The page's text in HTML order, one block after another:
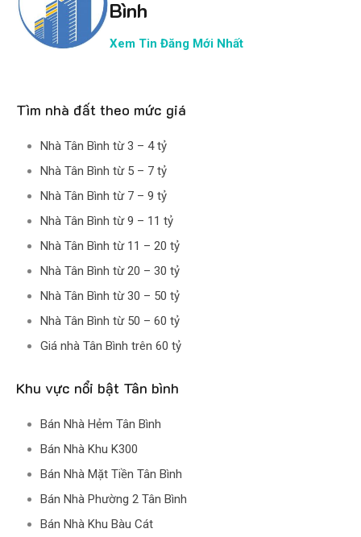
Bình
Xem Tin Đăng Mới Nhất
Tìm nhà đất theo mức giá
Nhà Tân Bình từ 3 – 4 tỷ
Nhà Tân Bình từ 5 – 7 tỷ
Nhà Tân Bình từ 7 – 9 tỷ
Nhà Tân Bình từ 9 – 11 tỷ
Nhà Tân Bình từ 11 – 20 tỷ
Nhà Tân Bình từ 20 – 30 tỷ
Nhà Tân Bình từ 30 – 50 tỷ
Nhà Tân Bình từ 50 – 60 tỷ
Giá nhà Tân Bình trên 60 tỷ
Khu vực nổi bật Tân bình
Bán Nhà Hẻm Tân Bình
Bán Nhà Khu K300
Bán Nhà Mặt Tiền Tân Bình
Bán Nhà Phường 2 Tân Bình
Bán Nhà Khu Bàu Cát